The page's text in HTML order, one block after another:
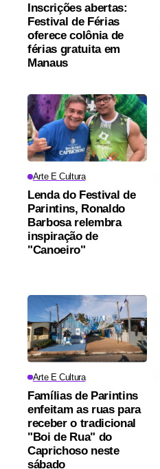
Inscrições abertas:
Festival de Férias
oferece colônia de
férias gratuita em
Manaus
Arte E Cultura
Lenda do Festival de
Parintins, Ronaldo
Barbosa relembra
inspiração de
"Canoeiro"
Arte E Cultura
Famílias de Parintins
enfeitam as ruas para
receber o tradicional
"Boi de Rua" do
Caprichoso neste
sábado